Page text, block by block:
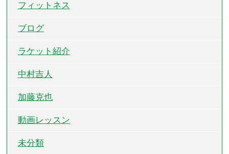
フィットネス
ブログ
ラケット紹介
中村吉人
加藤克也
動画レッスン
未分類